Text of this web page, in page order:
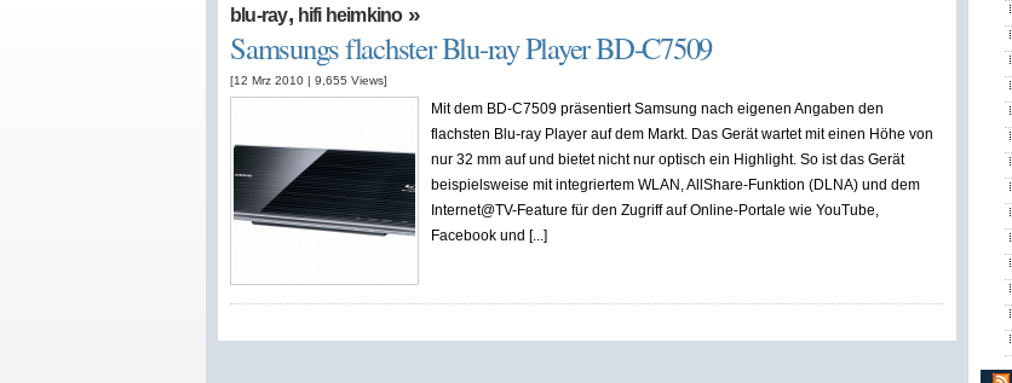
blu-ray, hifi heimkino»
Samsungs flachster Blu-ray Player BD-C7509
[12 Mrz 2010 | 9,655 Views]
Mit dem BD-C7509 präsentiert Samsung nach eigenen Angaben den
flachsten Blu-ray Player auf dem Markt. Das Gerät wartet mit einen Höhe von
nur 32 mm auf und bietet nicht nur optisch ein Highlight. So ist das Gerät
beispielsweise mit integriertem WLAN, AllShare-Funktion (DLNA) und dem
Internet@TV-Feature für den Zugriff auf Online-Portale wie YouTube,
Facebook und [...]